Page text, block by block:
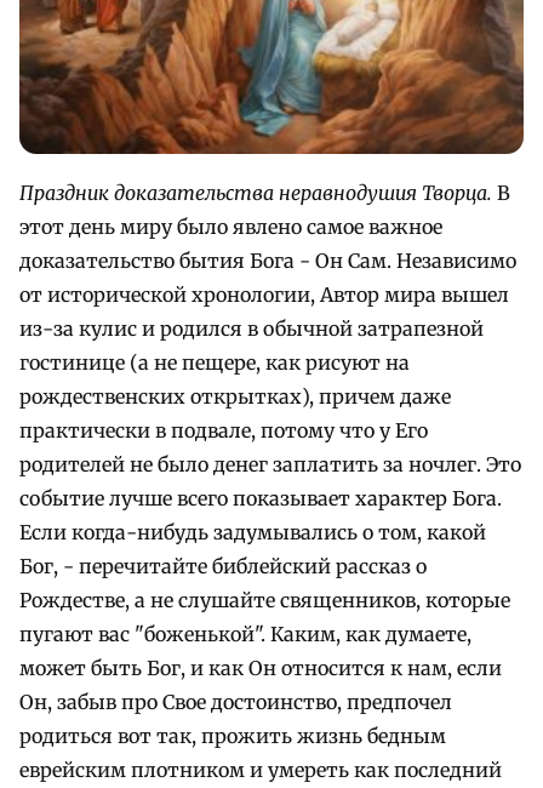
Праздник доказательства неравнодушия Творца. В
этот день миру было явлено самое важное
доказательство бытия Бога - Он Сам. Независимо
от исторической хронологии, Автор мира вышел
из-за кулис и родился в обычной затрапезной
гостинице (а не пещере, как рисуют на
рождественских открытках), причем даже
практически в подвале, потому что у Его
родителей не было денег заплатить за ночлег. Это
событие лучше всего показывает характер Бога.
Если когда-нибудь задумывались о том, какой
Бог, - перечитайте библейский рассказ о
Рождестве, а не слушайте священников, которые
пугают вас "боженькой". Каким, как думаете,
может быть Бог, и как Он относится к нам, если
Он, забыв про Свое достоинство, предпочел
родиться вот так, прожить жизнь бедным
еврейским плотником и умереть как последний